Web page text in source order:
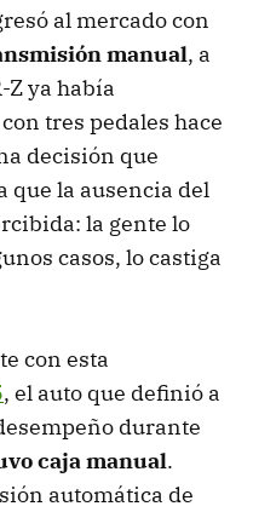
al mercado con
manual, a
Z ya había
tres pedales hace
decisión que
que la ausencia del
la gente lo
casos, lo castiga
con esta
, el auto que definió a
durante
caja manual.
automática de